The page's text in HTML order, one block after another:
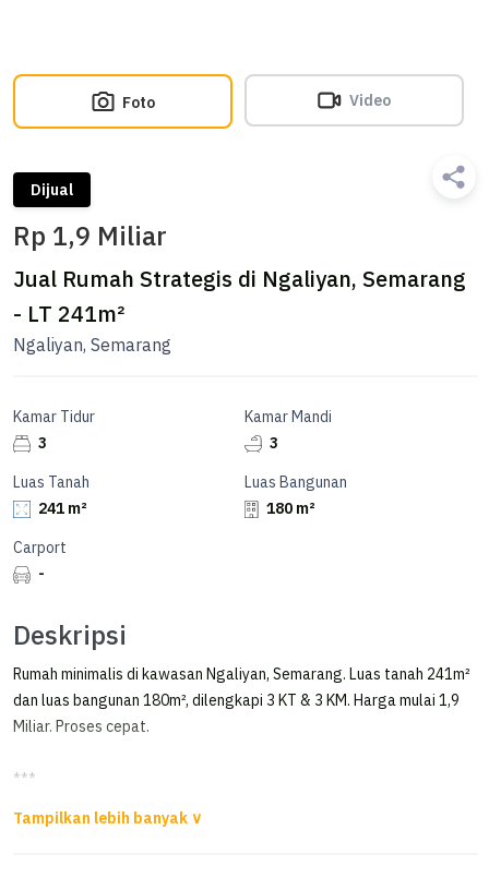
Foto Video
Dijual
Rp 1,9 Miliar
Jual Rumah Strategis di Ngaliyan, Semarang
- LT 241m²
Ngaliyan, Semarang
Kamar Tidur
3
Kamar Mandi
3
Luas Tanah
241 m²
Luas Bangunan
180 m²
Carport
-
Deskripsi
Rumah minimalis di kawasan Ngaliyan, Semarang. Luas tanah 241m²
dan luas bangunan 180m², dilengkapi 3 KT & 3 KM. Harga mulai 1,9
Miliar. Proses cepat.
***